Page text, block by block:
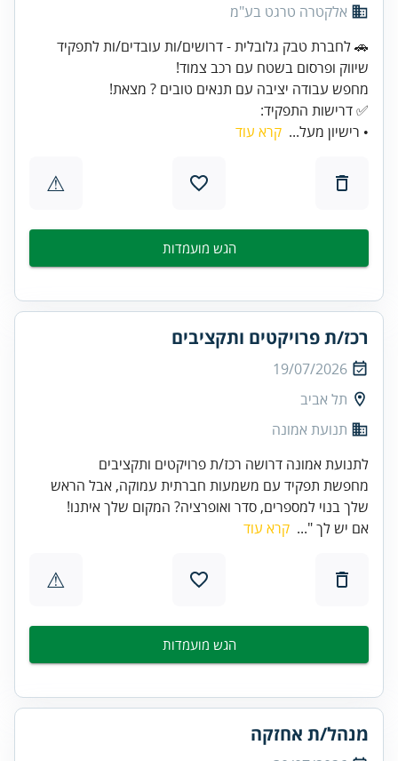
אלקטרה טרגט בע"מ
🚗 לחברת טבק גלובלית - דרושים/ות עובדים/ות לתפקיד
✅ דרישות התפקיד:
• רישיון מעל... קרא עוד
⚠
הגש מועמדות
רכז/ת פרויקטים ותקציבים
19/07/2026
תל אביב
תנועת אמונה
לתנועת אמונה דרושה רכז/ת פרויקטים ותקציבים
מחפשת תפקיד עם משמעות חברתית עמוקה, אבל הראש
שלך בנוי למספרים, סדר ואופרציה? המקום שלך איתנו!
אם יש לך "... קרא עוד
⚠
הגש מועמדות
מנהל/ת אחזקה